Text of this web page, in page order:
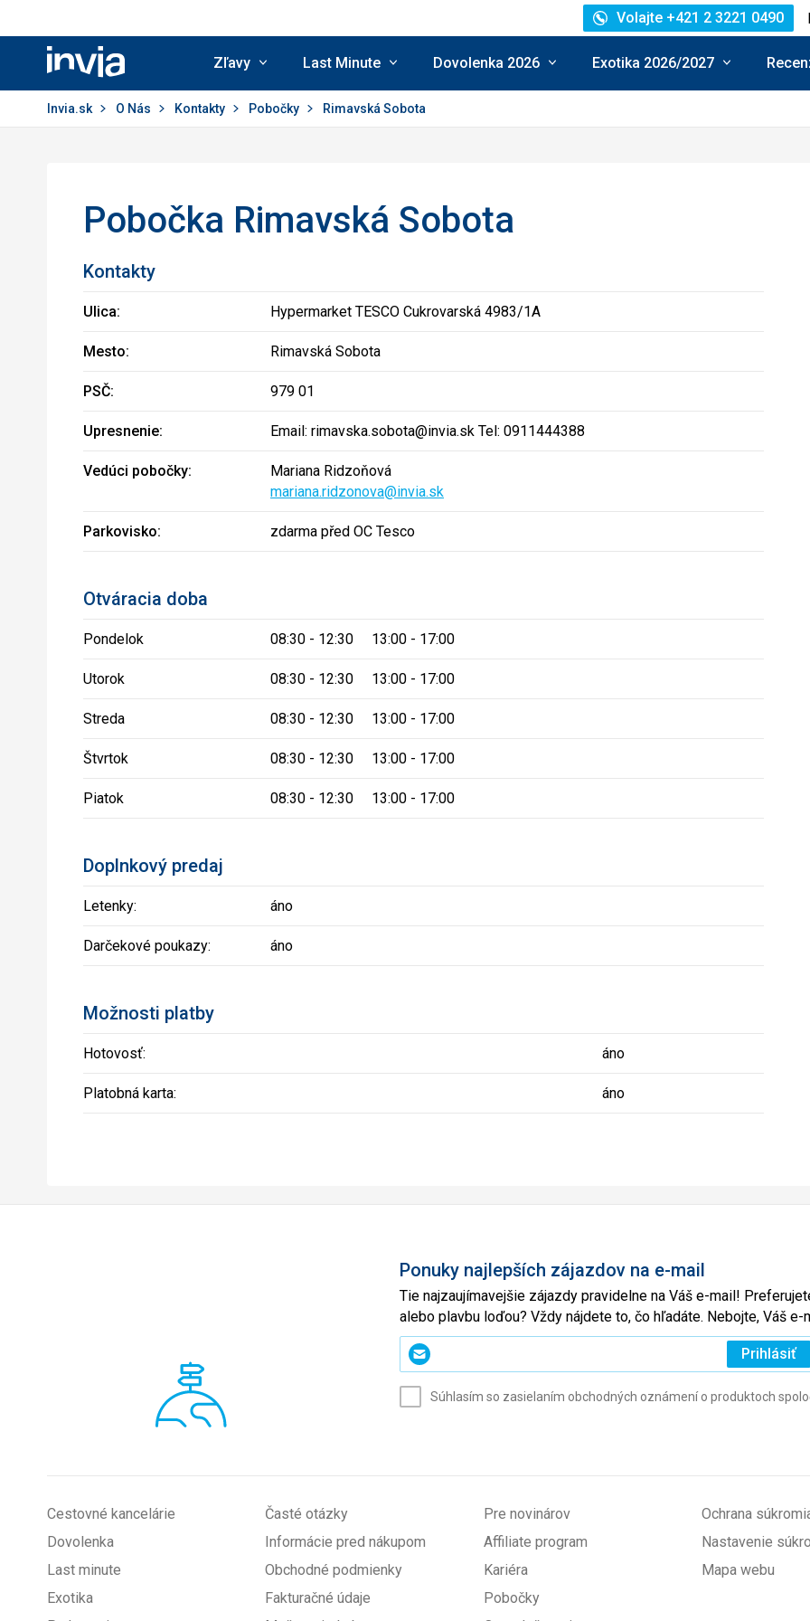
Invia.sk
Volajte +421 2 3221 0490
Zľavy Last Minute Dovolenka 2026 Exotika 2026/2027
Invia.sk O Nás Kontakty Pobočky Rimavská Sobota
Pobočka Rimavská Sobota
Kontakty
Ulica: Hypermarket TESCO Cukrovarská 4983/1A
Mesto: Rimavská Sobota
PSČ: 979 01
Upresnenie: Email: rimavska.sobota@invia.sk Tel: 0911444388
Vedúci pobočky:
Mariana Ridzoňová
mariana.ridzonova@invia.sk
Parkovisko: zdarma před OC Tesco
Otváracia doba
Pondelok 08:30 - 12:30 13:00 - 17:00
Utorok 08:30 - 12:30 13:00 - 17:00
Streda 08:30 - 12:30 13:00 - 17:00
Štvrtok 08:30 - 12:30 13:00 - 17:00
Piatok 08:30 - 12:30 13:00 - 17:00
Doplnkový predaj
Letenky: áno
Darčekové poukazy: áno
Možnosti platby
Hotovosť: áno
Platobná karta: áno
Ponuky najlepších zájazdov na e-mail
Tie najzaujímavejšie zájazdy pravidelne na Váš e-mail!
alebo plavbu loďou? Vždy nájdete to, čo hľadáte. Nebojte, Váš
Zadajte
svoj
Prihlásiť
Súhlasím so zasielaním obchodných oznámení o produktoch
Cestovné kancelárie
Dovolenka
Last minute
Exotika
Časté otázky
Informácie pred nákupom
Obchodné podmienky
Fakturačné údaje
Pre novinárov
Affiliate program
Kariéra
Pobočky
Ochrana
Nastavenie
Mapa webu